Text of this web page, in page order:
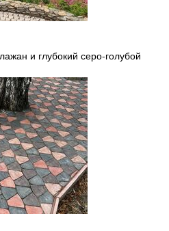
и глубокий серо-голубой